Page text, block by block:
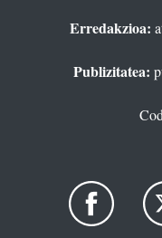
Erredakzioa:
Publizitatea: